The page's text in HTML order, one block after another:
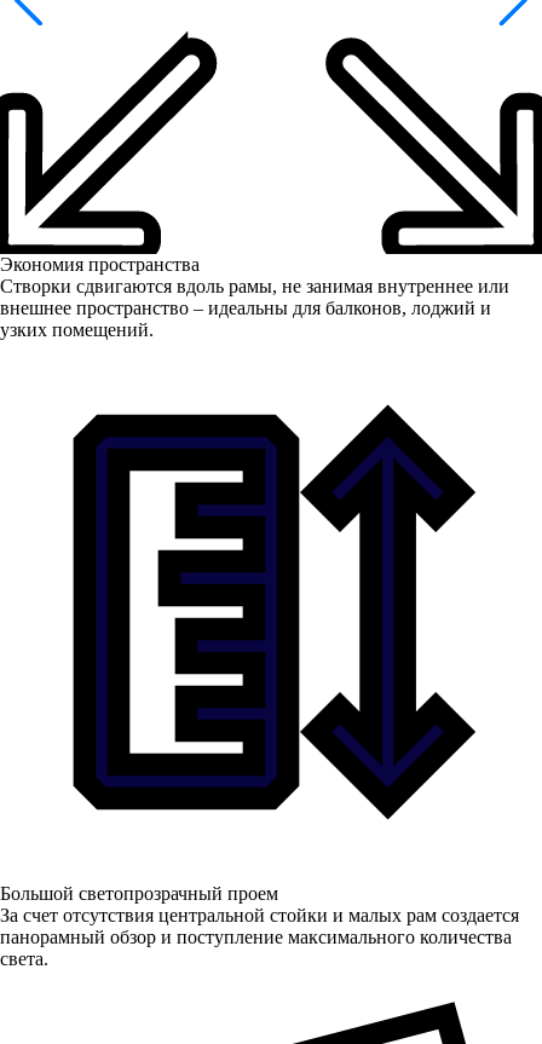
Экономия пространства
Створки сдвигаются вдоль рамы, не занимая внутреннее или
внешнее пространство – идеальны для балконов, лоджий и
узких помещений.
Большой светопрозрачный проем
За счет отсутствия центральной стойки и малых рам создается
панорамный обзор и поступление максимального количества
света.